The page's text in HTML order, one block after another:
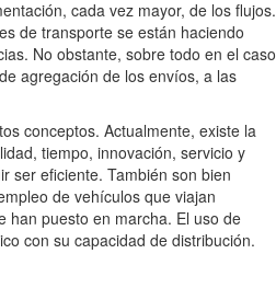
cada vez mayor, de los flujos.
de transporte se están haciendo
No obstante, sobre todo en el caso
agregación de los envíos, a las
conceptos. Actualmente, existe la
tiempo, innovación, servicio y
ser eficiente. También son bien
de vehículos que viajan
han puesto en marcha. El uso de
con su capacidad de distribución.